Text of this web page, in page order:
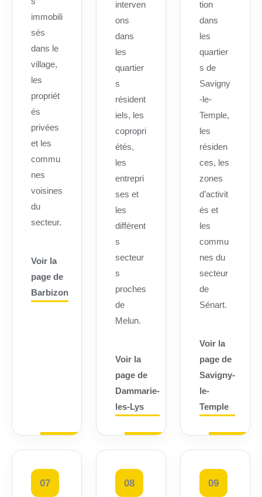
immobili
sés
dans le
village,
les
propriét
és
privées
et les
commu
nes
voisines
du
secteur.
Voir la
page de
Barbizon
interven
ons
dans
les
quartier
s
résident
iels, les
copropri
étés,
les
entrepri
ses et
les
différent
s
secteur
s
proches
de
Melun.
Voir la
page de
Dammarie-
les-Lys
tion
dans
les
quartier
s de
Savigny
-le-
Temple,
les
résiden
ces, les
zones
d’activit
és et
les
commu
nes du
secteur
de
Sénart.
Voir la
page de
Savigny-
le-
Temple
07 08 09